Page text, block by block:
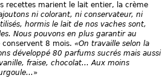
recettes marient le lait entier, la crème
ni colorant, ni conservateur, ni
hormis le lait de nos vaches sont,
Nous pouvons en plus garantir au
conservent 8 mois. «On travaille selon la
développé 80 parfums sucrés mais aussi
fraise, chocolat... Aux moins
»